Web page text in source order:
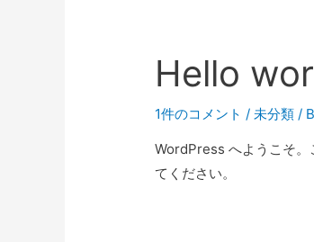
Hello
1件のコメント /未分類 /
WordPress へようこそ。
てください。